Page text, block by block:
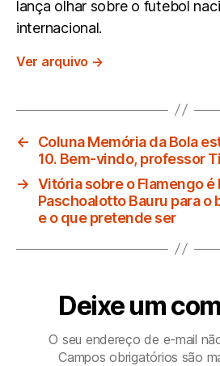
lança olhar sobre o futebol
internacional.
Ver arquivo →
←
Coluna Memória da Bola
10. Bem-vindo, professor
→ Vitória sobre o Flamengo é
Paschoalotto Bauru para o
e o que pretende ser
Deixe um
O seu endereço de e-mail
Campos obrigatórios são